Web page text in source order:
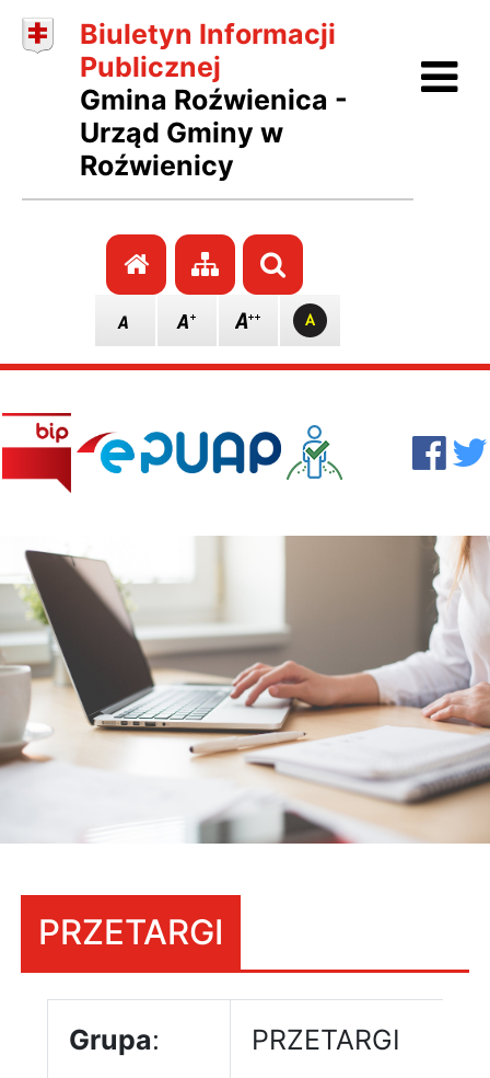
Biuletyn Informacji
Publicznej
Gmina Roźwienica -
Urząd Gminy w
Roźwienicy
Przejdź do strony głównej
Przejdź do mapy
Szukaj
PRZETARGI
Grupa: PRZETARGI